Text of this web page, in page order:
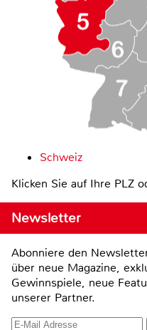
Schweiz
Klicken Sie auf Ihre PLZ
Newsletter
Abonniere den
über neue Magazine,
Gewinnspiele, neue
unserer Partner.